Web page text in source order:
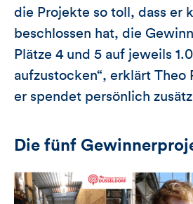
die Projekte so toll, dass er
beschlossen hat, die
Plätze 4 und 5 auf jeweils
aufzustocken“, erklärt Theo
er spendet persönlich
Die fünf